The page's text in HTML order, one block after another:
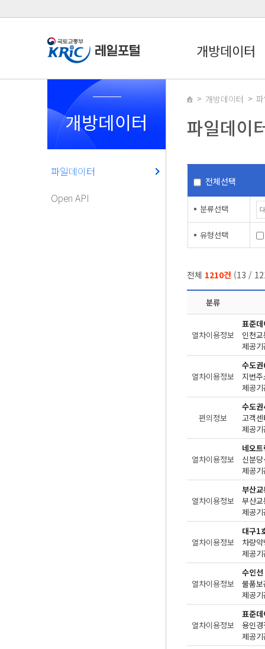
개방데이터
개방데이터
파일데이터
Open API
개방데이터
파일데이
전체선택
분류선택
유형선택
전체 1210건 (13 /
분류
열차이용정보
표준
인천
제공
열차이용정보
수도
지번
제공
편의정보
수도
고객
제공
열차이용정보
네오
제공
열차이용정보
부산
부산
제공
열차이용정보
대구1
차량
제공
열차이용정보
수인
물품
제공
열차이용정보
표준
용인
제공